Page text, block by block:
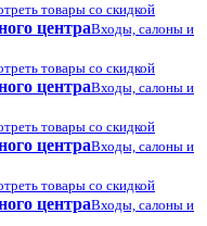
товары со скидкой
центраВходы, салоны и
товары со скидкой
центраВходы, салоны и
товары со скидкой
центраВходы, салоны и
товары со скидкой
центраВходы, салоны и